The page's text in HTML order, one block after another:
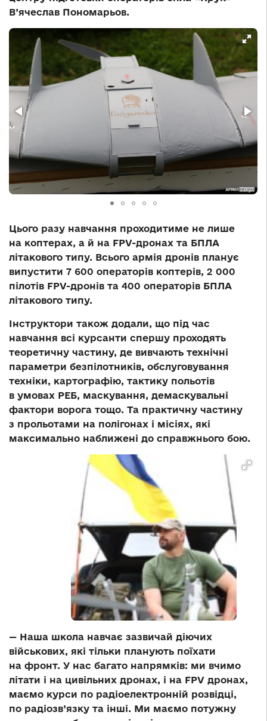
В’ячеслав Пономарьов.
Цього разу навчання проходитиме не лише
на коптерах, а й на FPV-дронах та БПЛА
літакового типу. Всього армія дронів планує
випустити 7 600 операторів коптерів, 2 000
пілотів FPV-дронів та 400 операторів БПЛА
літакового типу.
Інструктори також додали, що під час
навчання всі курсанти спершу проходять
теоретичну частину, де вивчають технічні
параметри безпілотників, обслуговування
техніки, картографію, тактику польотів
в умовах РЕБ, маскування, демаскувальні
фактори ворога тощо. Та практичну частину
з прольотами на полігонах і місіях, які
максимально наближені до справжнього бою.
— Наша школа навчає зазвичай діючих
військових, які тільки планують поїхати
на фронт. У нас багато напрямків: ми вчимо
літати і на цивільних дронах, і на FPV дронах,
маємо курси по радіоелектронній розвідці,
по радіозв’язку та інші. Ми маємо потужну